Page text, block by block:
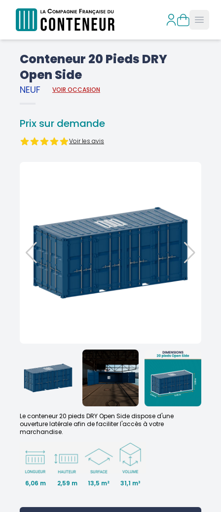
Conteneur 20 Pieds DRY
Open Side
NEUF VOIR OCCASION
Prix sur demande
Voir les avis
Le conteneur 20 pieds DRY Open Side dispose d'une
ouverture latérale afin de faciliter l'accès à votre
marchandise.
6,06 m 2,59 m 13,5 m² 31,1 m³